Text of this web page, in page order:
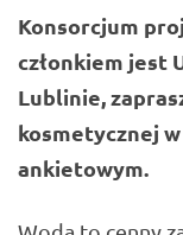
Konsorcjum
członkiem jest
Lublinie,
kosmetycznej
ankietowym.